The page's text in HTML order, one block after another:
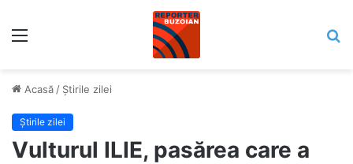
Acasă / Știrile zilei
Știrile zilei
Vulturul ILIE, pasărea care a